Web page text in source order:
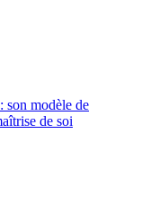
son modèle de
de soi